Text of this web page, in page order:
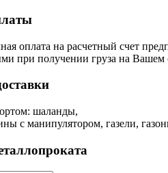
оплата на расчетный счет
при получении груза на Вашем
шаланды,
с манипулятором, газели,